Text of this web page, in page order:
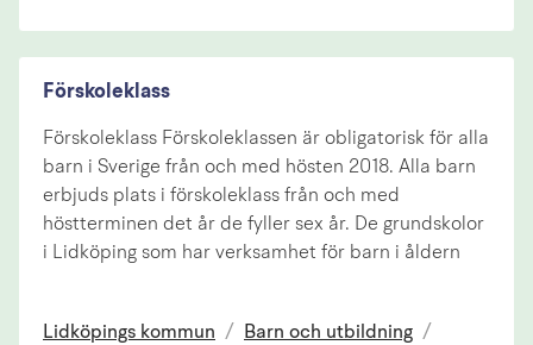
Förskoleklass
Förskoleklass Förskoleklassen är obligatorisk för alla
barn i Sverige från och med hösten 2018. Alla barn
erbjuds plats i förskoleklass från och med
höstterminen det år de fyller sex år. De grundskolor
i Lidköping som har verksamhet för barn i åldern
Lidköpings kommun / Barn och utbildning /